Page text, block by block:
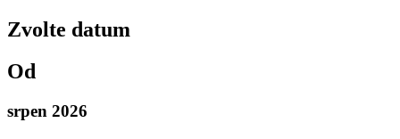
Zvolte datum
Od
srpen 2026